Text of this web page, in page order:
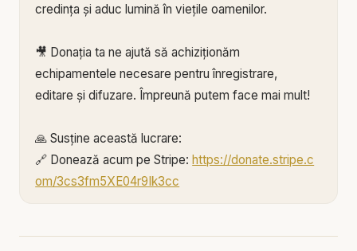
credința și aduc lumină în viețile oamenilor.
🎥 Donația ta ne ajută să achiziționăm
echipamentele necesare pentru înregistrare,
editare și difuzare. Împreună putem face mai mult!
🙏 Susține această lucrare:
🔗 Donează acum pe Stripe:https://donate.stripe.c
om/3cs3fm5XE04r9Ik3cc